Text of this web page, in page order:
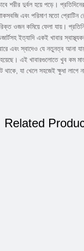
শরীর দুর্বল হয়ে পড়ে। প্রতিদিনের
এবং পরিমাণ মতো প্রোটিন
ওজন কমিয়ে ফেলা যায়।
ইত্যাদি একই খাবার
এবং স্বাদেও যে নতুনত্ব আনা
এই খাবারগুলোতে খুব কম
থাকে, যা খেলে সহজেই ক্ষুধা লাগে
Related